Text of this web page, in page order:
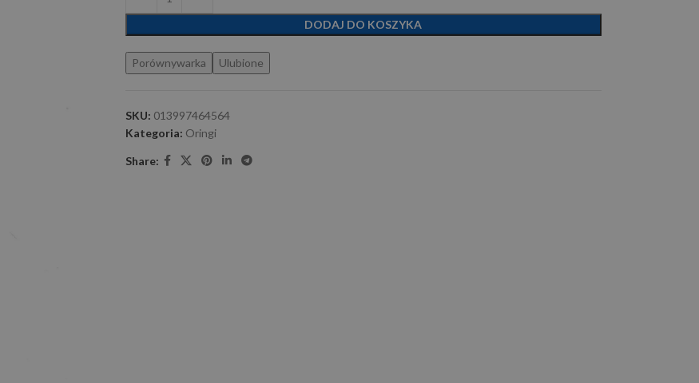
DODAJ DO KOSZYKA
Porównywarka Ulubione
SKU: 013997464564
Kategoria: Oringi
Share: